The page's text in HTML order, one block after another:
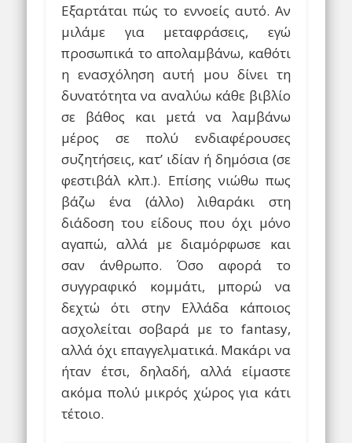
Εξαρτάται πώς το εννοείς αυτό. Αν
μιλάμε για μεταφράσεις, εγώ
προσωπικά το απολαμβάνω, καθότι
η ενασχόληση αυτή μου δίνει τη
δυνατότητα να αναλύω κάθε βιβλίο
σε βάθος και μετά να λαμβάνω
μέρος σε πολύ ενδιαφέρουσες
συζητήσεις, κατ’ ιδίαν ή δημόσια (σε
φεστιβάλ κλπ.). Επίσης νιώθω πως
βάζω ένα (άλλο) λιθαράκι στη
διάδοση του είδους που όχι μόνο
αγαπώ, αλλά με διαμόρφωσε και
σαν άνθρωπο. Όσο αφορά το
συγγραφικό κομμάτι, μπορώ να
δεχτώ ότι στην Ελλάδα κάποιος
ασχολείται σοβαρά με το fantasy,
αλλά όχι επαγγελματικά. Μακάρι να
ήταν έτσι, δηλαδή, αλλά είμαστε
ακόμα πολύ μικρός χώρος για κάτι
τέτοιο.